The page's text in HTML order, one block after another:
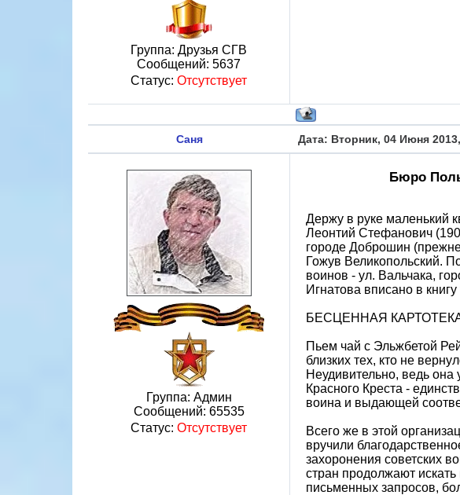
Группа: Друзья СГВ
Сообщений: 5637
Статус: Отсутствует
Саня Дата: Вторник, 04 Июня
Группа: Админ
Сообщений: 65535
Статус: Отсутствует
Бюро
Держу в руке маленький
Леонтий Стефанович
городе Доброшин
Гожув Великопольский.
воинов - ул. Вальчака,
Игнатова вписано в
БЕСЦЕННАЯ
Пьем чай с Эльжбетой
близких тех, кто не
Неудивительно, ведь
Красного Креста -
воина и выдающей
Всего же в этой
вручили
захоронения советских
стран продолжают
письменных запросов,